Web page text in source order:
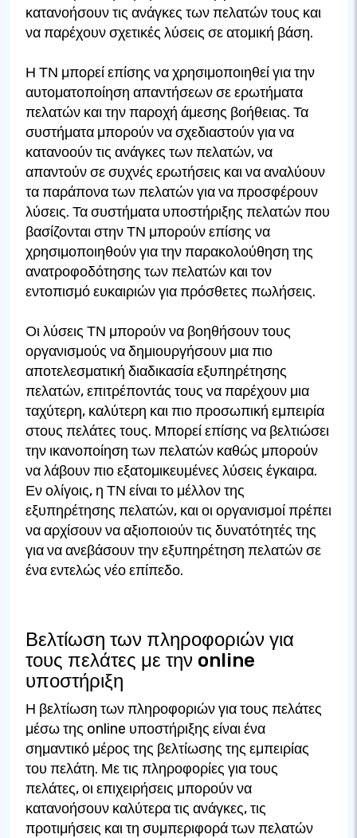
κατανοήσουν τις ανάγκες των πελατών τους και
να παρέχουν σχετικές λύσεις σε ατομική βάση.
Η ΤΝ μπορεί επίσης να χρησιμοποιηθεί για την
αυτοματοποίηση απαντήσεων σε ερωτήματα
πελατών και την παροχή άμεσης βοήθειας. Τα
συστήματα μπορούν να σχεδιαστούν για να
κατανοούν τις ανάγκες των πελατών, να
απαντούν σε συχνές ερωτήσεις και να αναλύουν
τα παράπονα των πελατών για να προσφέρουν
λύσεις. Τα συστήματα υποστήριξης πελατών που
βασίζονται στην ΤΝ μπορούν επίσης να
χρησιμοποιηθούν για την παρακολούθηση της
ανατροφοδότησης των πελατών και τον
εντοπισμό ευκαιριών για πρόσθετες πωλήσεις.
Οι λύσεις ΤΝ μπορούν να βοηθήσουν τους
οργανισμούς να δημιουργήσουν μια πιο
αποτελεσματική διαδικασία εξυπηρέτησης
πελατών, επιτρέποντάς τους να παρέχουν μια
ταχύτερη, καλύτερη και πιο προσωπική εμπειρία
στους πελάτες τους. Μπορεί επίσης να βελτιώσει
την ικανοποίηση των πελατών καθώς μπορούν
να λάβουν πιο εξατομικευμένες λύσεις έγκαιρα.
Εν ολίγοις, η ΤΝ είναι το μέλλον της
εξυπηρέτησης πελατών, και οι οργανισμοί πρέπει
να αρχίσουν να αξιοποιούν τις δυνατότητές της
για να ανεβάσουν την εξυπηρέτηση πελατών σε
ένα εντελώς νέο επίπεδο.
Βελτίωση των πληροφοριών για
τους πελάτες με την online
υποστήριξη
Η βελτίωση των πληροφοριών για τους πελάτες
μέσω της online υποστήριξης είναι ένα
σημαντικό μέρος της βελτίωσης της εμπειρίας
του πελάτη. Με τις πληροφορίες για τους
πελάτες, οι επιχειρήσεις μπορούν να
κατανοήσουν καλύτερα τις ανάγκες, τις
προτιμήσεις και τη συμπεριφορά των πελατών